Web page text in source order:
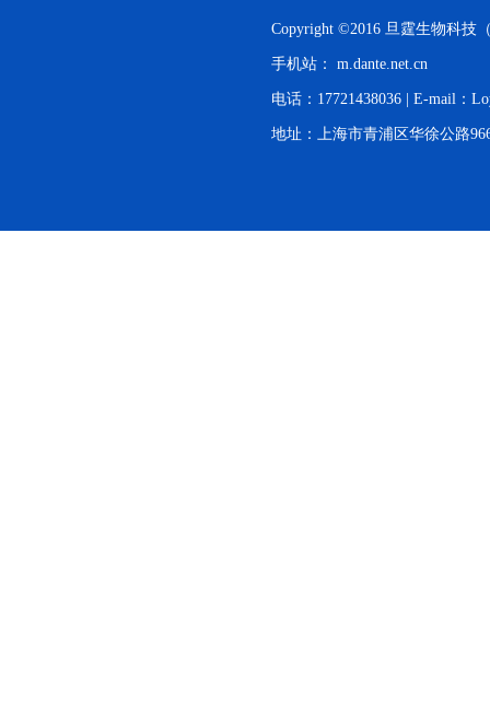
Copyright ©2016 旦霆生物科技
手机站： m.dante.net.cn
电话：17721438036 | E-mail：
地址：上海市青浦区华徐公路